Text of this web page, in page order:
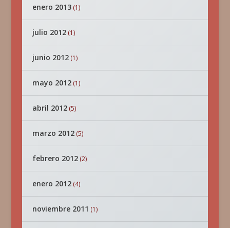
enero 2013(1)
julio 2012(1)
junio 2012(1)
mayo 2012(1)
abril 2012(5)
marzo 2012(5)
febrero 2012(2)
enero 2012(4)
noviembre 2011 (1)